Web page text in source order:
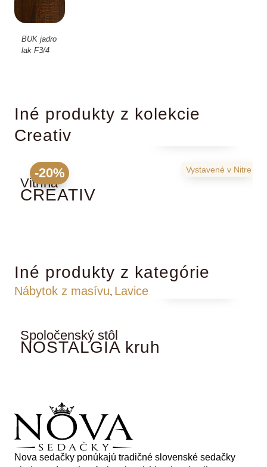
BUK jadro
lak F3/4
Iné produkty z kolekcie
Creativ
-20% Vystavené v Nitre
Vitrína
CREATIV
Iné produkty z kategórie
Nábytok z masívu, Lavice
Spoločenský stôl
NOSTALGIA kruh
Nova sedačky ponúkajú tradičné slovenské sedačky